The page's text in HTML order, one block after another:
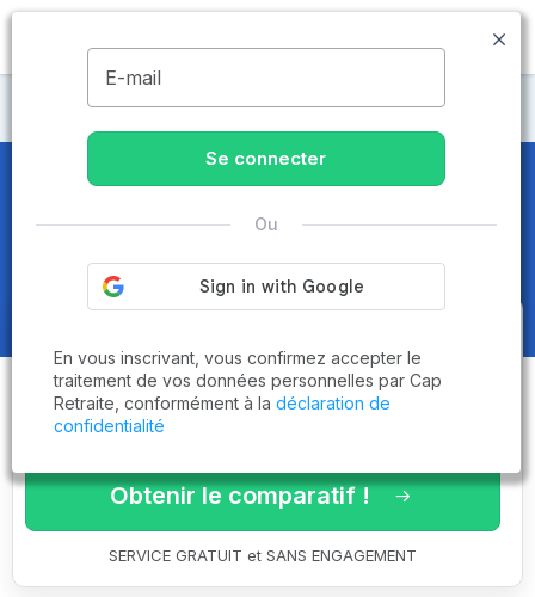
MENU
Maisons de retraite Rhône
Maisons de retraite et EHPAD
Saint-Didier-au-Mont-d'Or
(69370)
Obtenez le
comparatif des
établissementsadaptés à vos
critères en 3 minutes !
Obtenir le comparatif !
SERVICE GRATUIT et SANS ENGAGEMENT
E-mail
Se connecter
Ou
En vous inscrivant, vous confirmez accepter le
traitement de vos données personnelles par Cap
Retraite, conformément à la déclaration de
confidentialité